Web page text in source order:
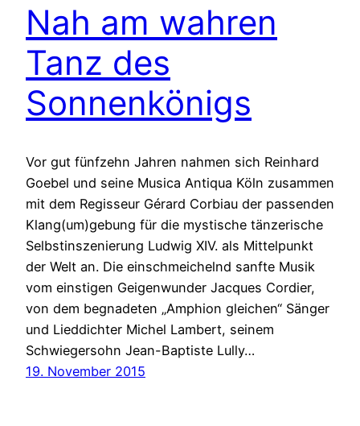
Nah am wahren
Tanz des
Sonnenkönigs
Vor gut fünfzehn Jahren nahmen sich Reinhard
Goebel und seine Musica Antiqua Köln zusammen
mit dem Regisseur Gérard Corbiau der passenden
Klang(um)gebung für die mystische tänzerische
Selbstinszenierung Ludwig XIV. als Mittelpunkt
der Welt an. Die einschmeichelnd sanfte Musik
vom einstigen Geigenwunder Jacques Cordier,
von dem begnadeten „Amphion gleichen“ Sänger
und Lieddichter Michel Lambert, seinem
Schwiegersohn Jean-Baptiste Lully…
19. November 2015